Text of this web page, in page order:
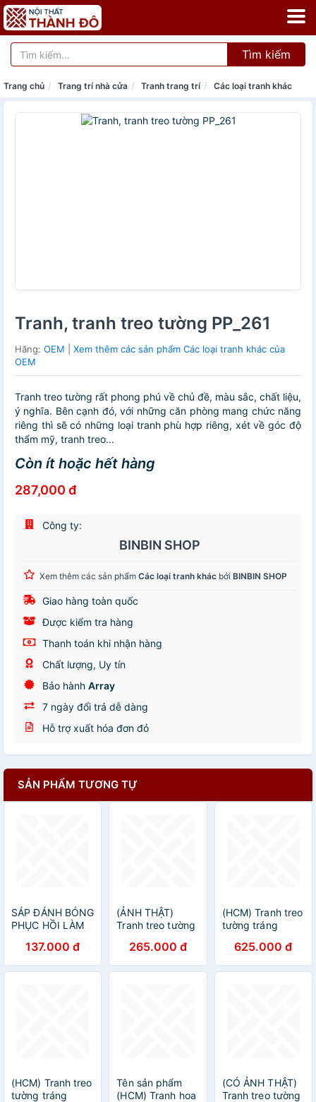
Tìm kiếm
Trang chủ Trang trí nhà cửa Tranh trang trí Các loại tranh khác
Tranh, tranh treo tường PP_261
Hãng: OEM
Xem thêm các sản phẩm Các loại tranh khác của
OEM
Tranh treo tường rất phong phú về chủ đề, màu sắc, chất liệu,
ý nghĩa. Bên cạnh đó, với những căn phòng mang chức năng
riêng thì sẽ có những loại tranh phù hợp riêng, xét về góc độ
thẩm mỹ, tranh treo...
Còn ít hoặc hết hàng
287,000 đ
Công ty:
BINBIN SHOP
Xem thêm các sản phẩm Các loại tranh khác bởi BINBIN SHOP
Giao hàng toàn quốc
Được kiểm tra hàng
Thanh toán khi nhận hàng
Chất lượng, Uy tín
Bảo hành Array
7 ngày đổi trả dễ dàng
Hỗ trợ xuất hóa đơn đỏ
SẢN PHẨM TƯƠNG TỰ
SÁP ĐÁNH BÓNG
PHỤC HỒI LÀM
HÀNG CHUẨN
137.000 đ
(ẢNH THẬT)
Tranh treo tường
bo viền vàng
kèm đinh treo
265.000 đ
(HCM) Tranh treo
tường tráng
tiệm nail kèm
đinh treo dễ treo
không cần khaon
625.000 đ
(HCM) Tranh treo
tường tráng
Tên sản phẩm
(HCM) Tranh hoa
(CÓ ẢNH THẬT)
Tranh treo tường